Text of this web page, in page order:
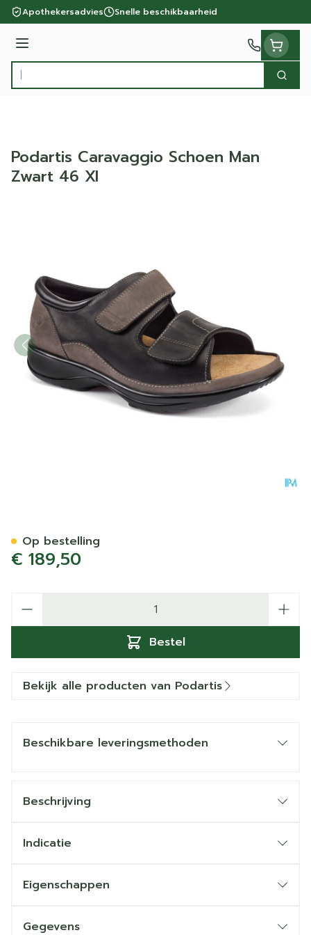
Ga naar de inhoud
Apothekersadvies Snelle beschikbaarheid
Menu
Product, merk, categorie...
Zoek
Podartis Caravaggio Schoen Man
Zwart 46 Xl
€ 189,50
Bestel
Op bestelling
Bekijk alle producten van Podartis
Beschikbare leveringsmethoden
Beschrijving
Indicatie
Eigenschappen
Gegevens